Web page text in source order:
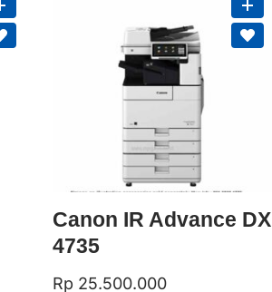
Canon IR Advance DX
4735
Rp 25.500.000